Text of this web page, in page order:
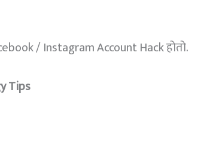
/ Instagram Account Hack होतो.
Tips